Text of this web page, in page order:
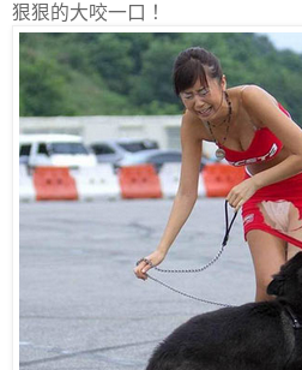
狠狠的大咬一口！